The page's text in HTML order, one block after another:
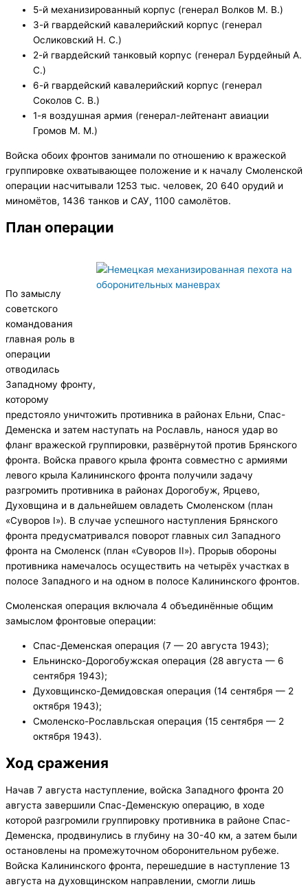
5-й механизированный корпус (генерал Волков М. В.)
3-й гвардейский кавалерийский корпус (генерал
Осликовский Н. С.)
2-й гвардейский танковый корпус (генерал Бурдейный А.
С.)
6-й гвардейский кавалерийский корпус (генерал
Соколов С. В.)
1-я воздушная армия (генерал-лейтенант авиации
Громов М. М.)
Войска обоих фронтов занимали по отношению к вражеской
группировке охватывающее положение и к началу Смоленской
операции насчитывали 1253 тыс. человек, 20 640 орудий и
миномётов, 1436 танков и САУ, 1100 самолётов.
План операции
По замыслу
советского
командования
главная роль в
операции
отводилась
Западному фронту,
которому
предстояло уничтожить противника в районах Ельни, Спас-
Деменска и затем наступать на Рославль, нанося удар во
фланг вражеской группировки, развёрнутой против Брянского
фронта. Войска правого крыла фронта совместно с армиями
левого крыла Калининского фронта получили задачу
разгромить противника в районах Дорогобуж, Ярцево,
Духовщина и в дальнейшем овладеть Смоленском (план
«Суворов I»). В случае успешного наступления Брянского
фронта предусматривался поворот главных сил Западного
фронта на Смоленск (план «Суворов II»). Прорыв обороны
противника намечалось осуществить на четырёх участках в
полосе Западного и на одном в полосе Калининского фронтов.
Смоленская операция включала 4 объединённые общим
замыслом фронтовые операции:
Спас-Деменская операция (7 — 20 августа 1943);
Ельнинско-Дорогобужская операция (28 августа — 6
сентября 1943);
Духовщинско-Демидовская операция (14 сентября — 2
октября 1943);
Смоленско-Рославльская операция (15 сентября — 2
октября 1943).
Ход сражения
Начав 7 августа наступление, войска Западного фронта 20
августа завершили Спас-Деменскую операцию, в ходе
которой разгромили группировку противника в районе Спас-
Деменска, продвинулись в глубину на 30-40 км, а затем были
остановлены на промежуточном оборонительном рубеже.
Войска Калининского фронта, перешедшие в наступление 13
августа на духовщинском направлении, смогли лишь